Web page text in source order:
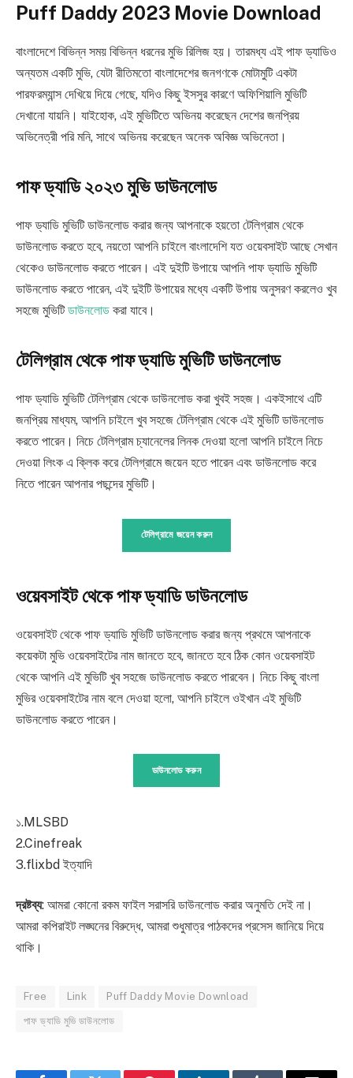
Puff Daddy 2023 Movie Download
বাংলাদেশে বিভিন্ন সময় বিভিন্ন ধরনের মুভি রিলিজ হয়। তারমধ্য এই পাফ ড্যাডিও
অন্যতম একটি মুভি, যেটা রীতিমতো বাংলাদেশের জনগণকে মোটামুটি একটা
পারফরম্যান্স দেখিয়ে দিয়ে গেছে, যদিও কিছু ইসসুর কারণে অফিশিয়ালি মুভিটি
দেখানো যায়নি। যাইহোক, এই মুভিটিতে অভিনয় করেছেন দেশের জনপ্রিয়
অভিনেত্রী পরি মনি, সাথে অভিনয় করেছেন অনেক অবিজ্ঞ অভিনেতা।
পাফ ড্যাডি ২০২৩ মুভি ডাউনলোড
পাফ ড্যাডি মুভিটি ডাউনলোড করার জন্য আপনাকে হয়তো টেলিগ্রাম থেকে
ডাউনলোড করতে হবে, নয়তো আপনি চাইলে বাংলাদেশি যত ওয়েবসাইট আছে সেখান
থেকেও ডাউনলোড করতে পারেন। এই দুইটি উপায়ে আপনি পাফ ড্যাডি মুভিটি
ডাউনলোড করতে পারেন, এই দুইটি উপায়ের মধ্যে একটি উপায় অনুসরণ করলেও খুব
সহজে মুভিটিডাউনলোড করা যাবে।
টেলিগ্রাম থেকে পাফ ড্যাডি মুভিটি ডাউনলোড
পাফ ড্যাডি মুভিটি টেলিগ্রাম থেকে ডাউনলোড করা খুবই সহজ। একইসাথে এটি
জনপ্রিয় মাধ্যম, আপনি চাইলে খুব সহজে টেলিগ্রাম থেকে এই মুভিটি ডাউনলোড
করতে পারেন। নিচে টেলিগ্রাম চ্যানেলের লিনক দেওয়া হলো আপনি চাইলে নিচে
দেওয়া লিংক এ ক্লিক করে টেলিগ্রামে জয়েন হতে পারেন এবং ডাউনলোড করে
নিতে পারেন আপনার পছন্দের মুভিটি।
টেলিগ্রামে জয়েন করুন
ওয়েবসাইট থেকে পাফ ড্যাডি ডাউনলোড
ওয়েবসাইট থেকে পাফ ড্যাডি মুভিটি ডাউনলোড করার জন্য প্রথমে আপনাকে
কয়েকটা মুভি ওয়েবসাইটের নাম জানতে হবে, জানতে হবে ঠিক কোন ওয়েবসাইট
থেকে আপনি এই মুভিটি খুব সহজে ডাউনলোড করতে পারবেন। নিচে কিছু বাংলা
মুভির ওয়েবসাইটের নাম বলে দেওয়া হলো, আপনি চাইলে ওইখান এই মুভিটি
ডাউনলোড করতে পারেন।
ডাউনলোড করুন
১.MLSBD
2.Cinefreak
3.flixbd ইত্যাদি
দ্রষ্টব্য: আমরা কোনো রকম ফাইল সরাসরি ডাউনলোড করার অনুমতি দেই না।
আমরা কপিরাইট লঙ্ঘনের বিরুদ্ধে, আমরা শুধুমাত্র পাঠকদের প্রসেস জানিয়ে দিয়ে
থাকি।
Free Link Puff Daddy Movie Download
পাফ ড্যাডি মুভি ডাউনলোড